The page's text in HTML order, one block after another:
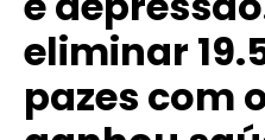
eliminar
pazes com